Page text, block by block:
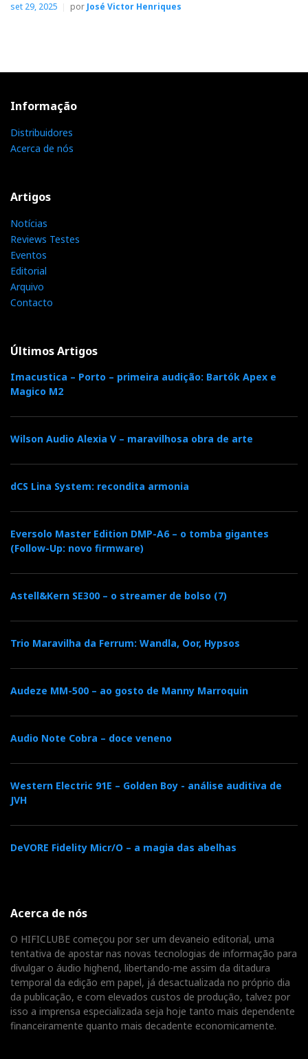
set 29, 2025 por José Victor Henriques
Informação
Distribuidores
Acerca de nós
Artigos
Notícias
Reviews Testes
Eventos
Editorial
Arquivo
Contacto
Últimos Artigos
Imacustica – Porto – primeira audição: Bartók Apex e
Magico M2
Wilson Audio Alexia V – maravilhosa obra de arte
dCS Lina System: recondita armonia
Eversolo Master Edition DMP-A6 – o tomba gigantes
(Follow-Up: novo firmware)
Astell&Kern SE300 – o streamer de bolso (7)
Trio Maravilha da Ferrum: Wandla, Oor, Hypsos
Audeze MM-500 – ao gosto de Manny Marroquin
Audio Note Cobra – doce veneno
Western Electric 91E – Golden Boy - análise auditiva de
JVH
DeVORE Fidelity Micr/O – a magia das abelhas
Acerca de nós
O HIFICLUBE começou por ser um devaneio editorial, uma
tentativa de apostar nas novas tecnologias de informação para
divulgar o áudio highend, libertando-me assim da ditadura
temporal da edição em papel, já desactualizada no próprio dia
da publicação, e com elevados custos de produção, talvez por
isso a imprensa especializada seja hoje tanto mais dependente
financeiramente quanto mais decadente economicamente.